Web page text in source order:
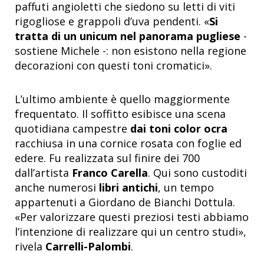
paffuti angioletti che siedono su letti di viti
rigogliose e grappoli d’uva pendenti. «Si
tratta di un unicum nel panorama pugliese -
sostiene Michele -: non esistono nella regione
decorazioni con questi toni cromatici».
L’ultimo ambiente è quello maggiormente
frequentato. Il soffitto esibisce una scena
quotidiana campestre dai toni color ocra
racchiusa in una cornice rosata con foglie ed
edere. Fu realizzata sul finire dei 700
dall’artista Franco Carella. Qui sono custoditi
anche numerosi libri antichi, un tempo
appartenuti a Giordano de Bianchi Dottula.
«Per valorizzare questi preziosi testi abbiamo
l’intenzione di realizzare qui un centro studi»,
rivela Carrelli-Palombi.